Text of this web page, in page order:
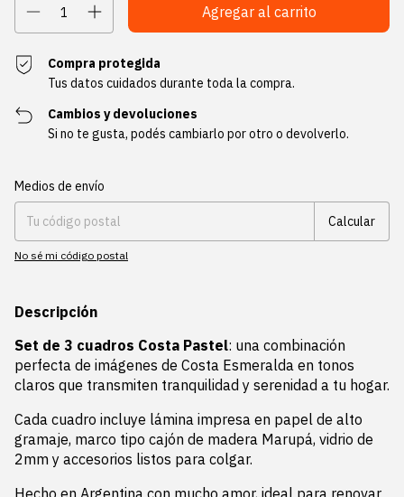
Compra protegida
Tus datos cuidados durante toda la compra.
Cambios y devoluciones
Si no te gusta, podés cambiarlo por otro o devolverlo.
Entregas para el CP:
Medios de envío
Calcular
No sé mi código postal
Descripción
Set de 3 cuadros Costa Pastel: una combinación
perfecta de imágenes de Costa Esmeralda en tonos
claros que transmiten tranquilidad y serenidad a tu hogar.
Cada cuadro incluye lámina impresa en papel de alto
gramaje, marco tipo cajón de madera Marupá, vidrio de
2mm y accesorios listos para colgar.